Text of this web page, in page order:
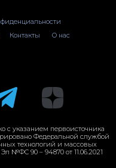
Контакты О нас
с указанием первоисточника
Федеральной службой
технологий и массовых
№ФС 90 – 94870 от 11.06.2021